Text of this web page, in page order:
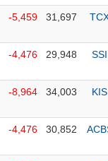
-5,459 31,697
-4,476 29,948 SSI
-8,964 34,003 KIS
-4,476 30,852